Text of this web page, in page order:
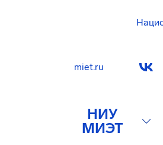
miet.ru
НИУ
МИЭТ